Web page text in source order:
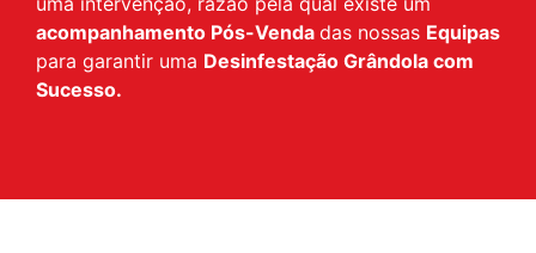
acompanhamento Pós-Venda das nossas Equipas
para garantir uma Desinfestação Grândola com
Sucesso.